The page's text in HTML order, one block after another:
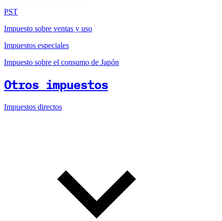
PST
Impuesto sobre ventas y uso
Impuestos especiales
Impuesto sobre el consumo de Japón
Otros impuestos
Impuestos directos